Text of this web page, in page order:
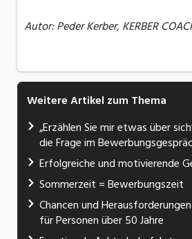
Autor: Peder Kerber, KERBER
Weitere Artikel zum Thema
„Erzählen Sie mir etwas über
die Frage im
Erfolgreiche und motivierende
Sommerzeit = Bewerbungszeit
Chancen und
für Personen über 50 Jahre